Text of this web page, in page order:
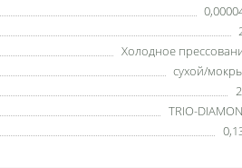
Холодное
сухой/
TRIO-